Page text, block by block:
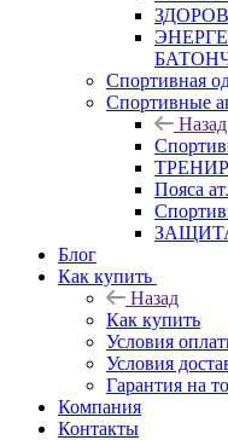
Спортивная
Спортивные
Назад
Пояса
Блог
Как купить
Назад
Как купить
Условия
Условия
Гарантия на
Компания
Контакты